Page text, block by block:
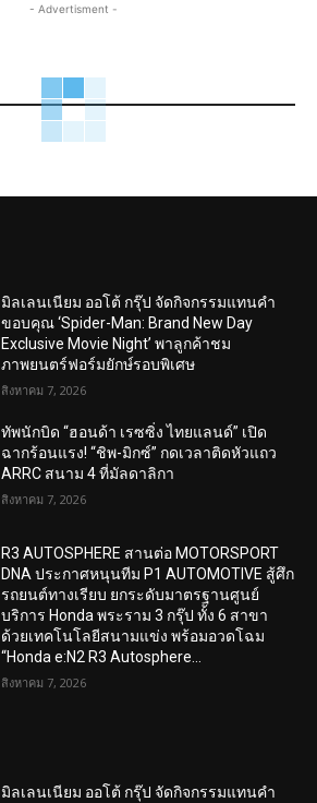
- Advertisment -
มิลเลนเนียม ออโต้ กรุ๊ป จัดกิจกรรมแทนคำ
ขอบคุณ ‘Spider-Man: Brand New Day
Exclusive Movie Night’ พาลูกค้าชม
ภาพยนตร์ฟอร์มยักษ์รอบพิเศษ
สิงหาคม 7, 2026
ทัพนักบิด “ฮอนด้า เรซซิ่ง ไทยแลนด์” เปิด
ฉากร้อนแรง! “ชิพ-มิกซ์” กดเวลาติดหัวแถว
ARRC สนาม 4 ที่มัลดาลิกา
สิงหาคม 7, 2026
R3 AUTOSPHERE สานต่อ MOTORSPORT
DNA ประกาศหนุนทีม P1 AUTOMOTIVE สู้ศึก
รถยนต์ทางเรียบ ยกระดับมาตรฐานศูนย์
บริการ Honda พระราม 3 กรุ๊ป ทั้ง 6 สาขา
ด้วยเทคโนโลยีสนามแข่ง พร้อมอวดโฉม
“Honda e:N2 R3 Autosphere...
สิงหาคม 7, 2026
มิลเลนเนียม ออโต้ กรุ๊ป จัดกิจกรรมแทนคำ